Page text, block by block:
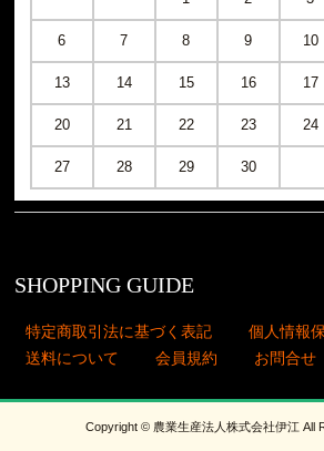
6 7 8 9 10
13 14 15 16 17
20 21 22 23 24
27 28 29 30
SHOPPING GUIDE
特定商取引法に基づく表記
個人情報
送料について
会員規約 お問合せ
Copyright © 農業生産法人株式会社伊江 All